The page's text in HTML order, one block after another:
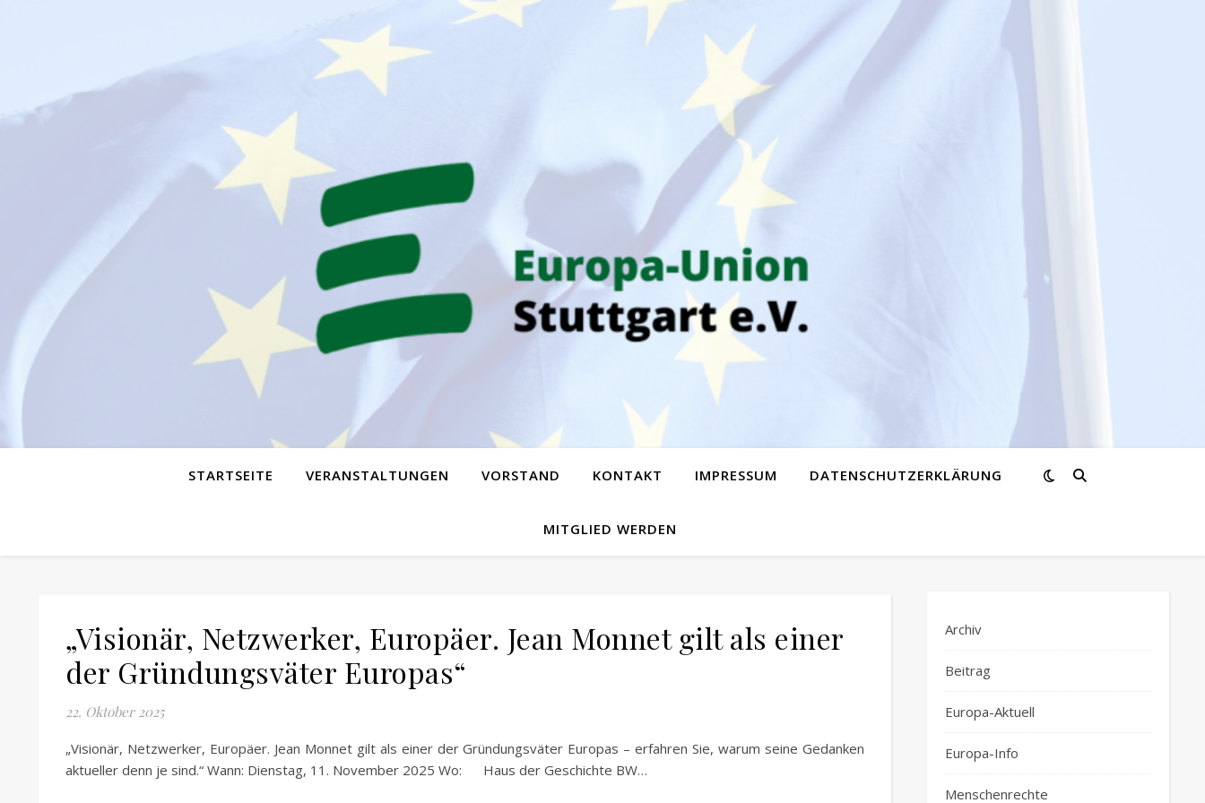
STARTSEITE VERANSTALTUNGEN VORSTAND KONTAKT IMPRESSUM DATENSCHUTZERKLÄRUNG
MITGLIED WERDEN
„Visionär, Netzwerker, Europäer. Jean Monnet gilt als einer
der Gründungsväter Europas“
22. Oktober 2025
„Visionär, Netzwerker, Europäer. Jean Monnet gilt als einer der Gründungsväter Europas – erfahren Sie, warum seine Gedanken
aktueller denn je sind.“ Wann: Dienstag, 11. November 2025 Wo: Haus der Geschichte BW…
Archiv
Beitrag
Europa-Aktuell
Europa-Info
Menschenrechte